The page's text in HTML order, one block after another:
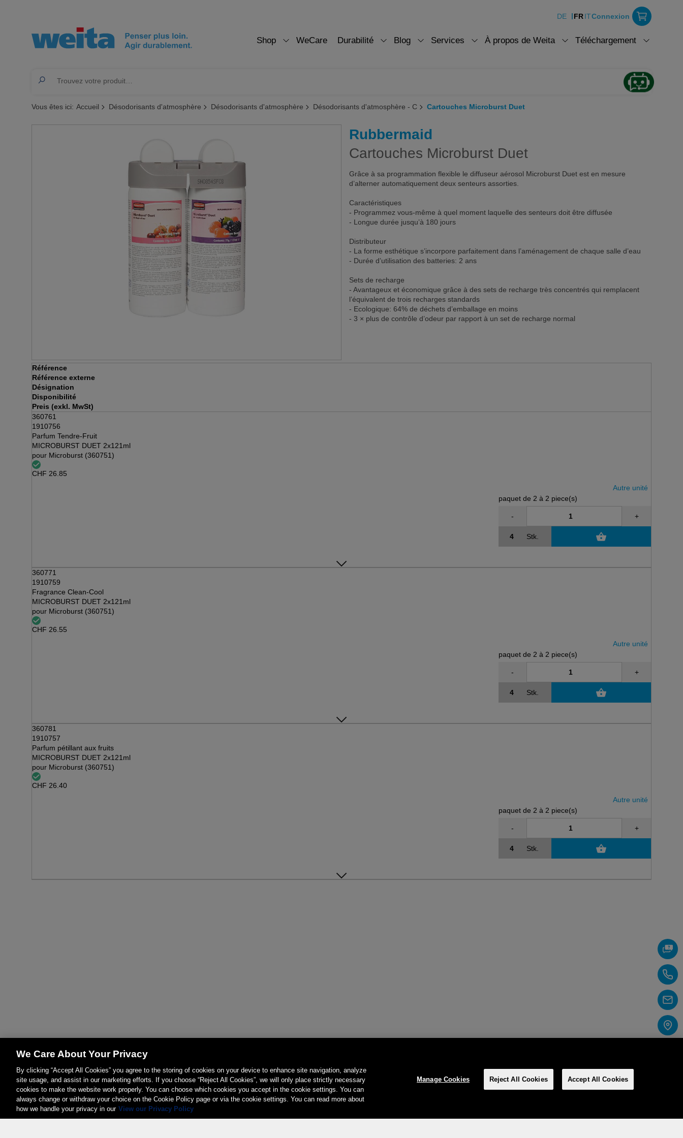
DE FRITConnexion
Shop WeCare Durabilité Blog Services À propos de Weita Téléchargement
Vous êtes ici: Accueil Désodorisants d'atmosphère Désodorisants d'atmosphère Désodorisants d'atmosphère - C Cartouches Microburst Duet
Rubbermaid
Cartouches Microburst Duet
Grâce à sa programmation flexible le diffuseur aérosol Microburst Duet est en mesure
d’alterner automatiquement deux senteurs assorties.
Caractéristiques
- Programmez vous-même à quel moment laquelle des senteurs doit être diffusée
- Longue durée jusqu’à 180 jours
Distributeur
- La forme esthétique s’incorpore parfaitement dans l’aménagement de chaque salle d’eau
- Durée d’utilisation des batteries: 2 ans
Sets de recharge
- Avantageux et économique grâce à des sets de recharge très concentrés qui remplacent
l’équivalent de trois recharges standards
- Ecologique: 64% de déchets d’emballage en moins
- 3 × plus de contrôle d’odeur par rapport à un set de recharge normal
Référence
Référence externe
Désignation
Disponibilité
Preis (exkl. MwSt)
360761
1910756
Parfum Tendre-Fruit
MICROBURST DUET 2x121ml
pour Microburst (360751)
CHF 26.85
Autre unité
paquet de 2 à 2 piece(s)
- +
Stk.
360771
1910759
Fragrance Clean-Cool
MICROBURST DUET 2x121ml
pour Microburst (360751)
CHF 26.55
Autre unité
paquet de 2 à 2 piece(s)
- +
Stk.
360781
1910757
Parfum pétillant aux fruits
MICROBURST DUET 2x121ml
pour Microburst (360751)
CHF 26.40
Autre unité
paquet de 2 à 2 piece(s)
- +
Stk.
We Care About Your Privacy
By clicking “Accept All Cookies” you agree to the storing of cookies on your device to enhance site navigation, analyze
site usage, and assist in our marketing efforts. If you choose “Reject All Cookies”, we will only place strictly necessary
cookies to make the website work properly. You can choose which cookies you accept in the cookie settings. You can
always change or withdraw your choice on the Cookie Policy page or via the cookie settings. You can read more about
how we handle your privacy in our View our Privacy Policy
Manage Cookies Reject All Cookies Accept All Cookies